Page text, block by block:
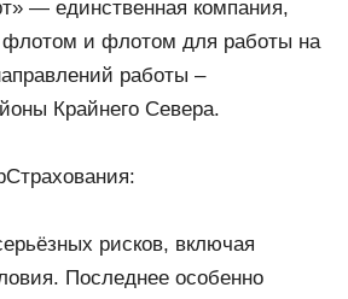
— единственная компания,
флотом и флотом для работы на
работы –
Крайнего Севера.
рисков, включая
Последнее особенно